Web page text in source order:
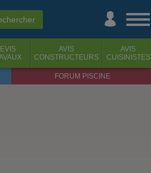
AVIS
CONSTRUCTEURS
AVIS
CUISINISTES
FORUM PISCINE